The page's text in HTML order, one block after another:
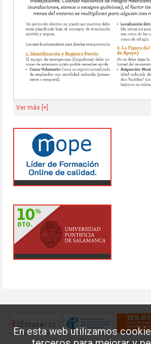
En esta web utilizamos
Ver más [+]